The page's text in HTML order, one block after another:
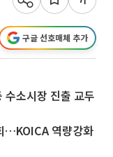
구글 선호매체 추가
소시장 진출 교두
…KOICA 역량강화